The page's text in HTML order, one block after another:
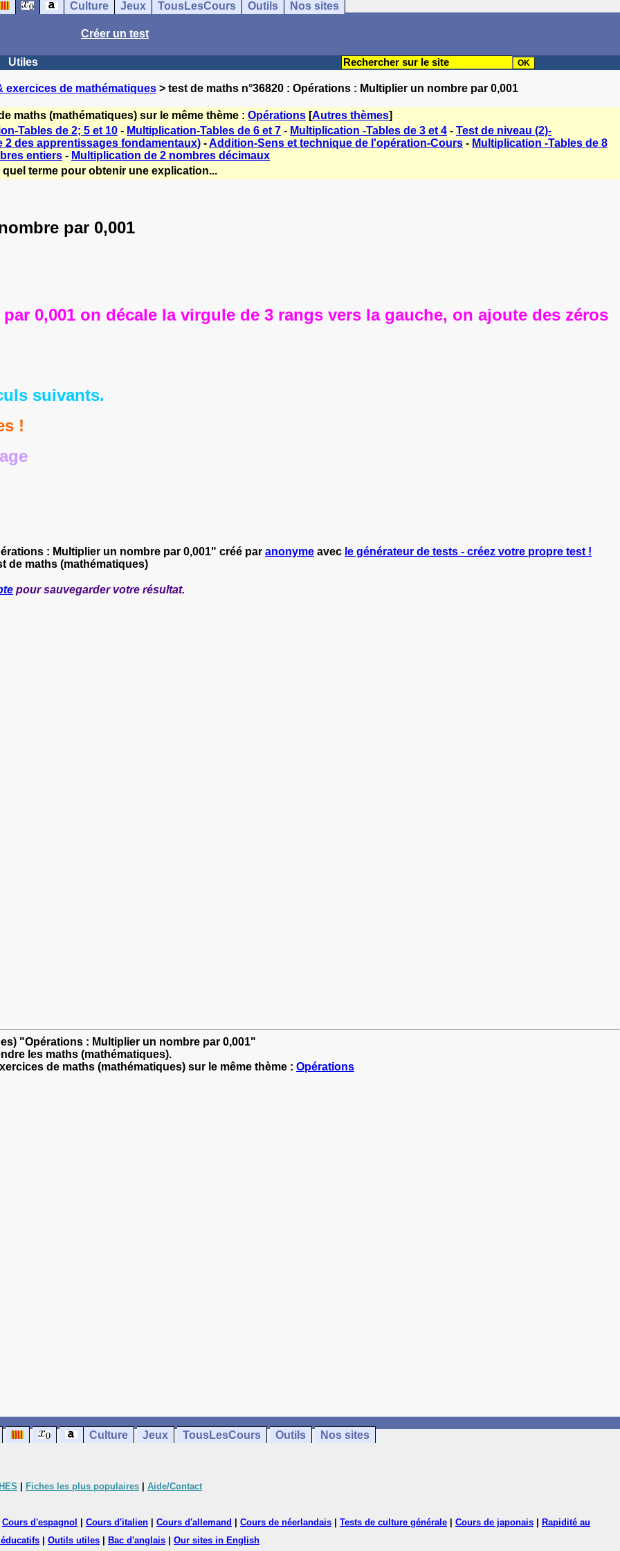
Culture Jeux TousLesCours Outils Nos sites
Créer un test
Utiles
exercices de mathématiques > test de maths n°36820 : Opérations : Multiplier un nombre par 0,001
maths (mathématiques) sur le même thème : Opérations [Autres thèmes]
Tables de 2; 5 et 10 - Multiplication-Tables de 6 et 7 - Multiplication -Tables de 3 et 4 - Test de niveau (2)-
2 des apprentissages fondamentaux) -Addition-Sens et technique de l'opération-Cours - Multiplication -Tables de 8
entiers - Multiplication de 2 nombres décimaux
terme pour obtenir une explication...
par 0,001
0,001 on décale la virgule de 3 rangs vers la gauche, on ajoute des zéros
suivants.
!
: Multiplier un nombre par 0,001" créé par anonyme avec le générateur de tests - créez votre propre test !
de maths (mathématiques)
pour sauvegarder votre résultat.
"Opérations : Multiplier un nombre par 0,001"
les maths (mathématiques).
de maths (mathématiques) sur le même thème : Opérations
Culture Jeux TousLesCours Outils Nos sites
Fiches les plus populaires Aide/Contact
Cours d'espagnol Cours d'italien Cours d'allemand Cours de néerlandais Tests de culture générale Cours de japonais
Rapidité au
Outils utiles Bac d'anglais Our sites in English